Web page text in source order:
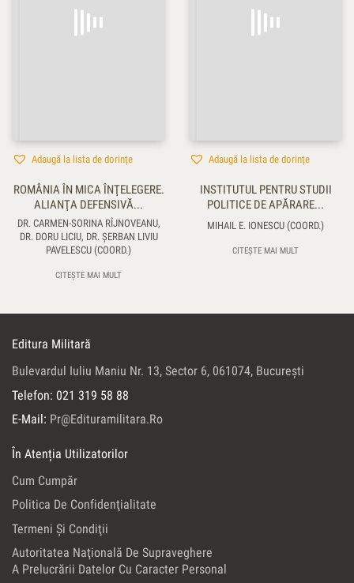
Adaugă la lista de dorințe
ROMÂNIA ÎN MICA ÎNŢELEGERE.
ALIANŢA DEFENSIVĂ...
DR. CARMEN-SORINA RÎJNOVEANU,
DR. DORU LICIU, DR. ŞERBAN LIVIU
PAVELESCU (COORD.)
CITEȘTE MAI MULT
Adaugă la lista de dorințe
INSTITUTUL PENTRU STUDII
POLITICE DE APĂRARE...
MIHAIL E. IONESCU (COORD.)
CITEȘTE MAI MULT
Editura Militară
Bulevardul Iuliu Maniu Nr. 13, Sector 6, 061074, Bucureşti
Telefon: 021 319 58 88
E-Mail: Pr@edituramilitara.ro
În Atenția Utilizatorilor
Cum Cumpăr
Politica De Confidenţialitate
Termeni Şi Condiţii
Autoritatea Naţională De Supraveghere
A Prelucrării Datelor Cu Caracter Personal